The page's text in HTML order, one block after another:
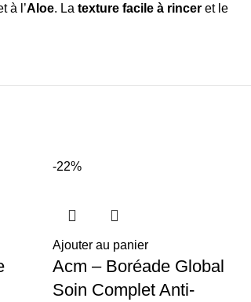
à l’Aloe. La texture facile à rincer et le
-22%
Ajouter au panier
Acm – Boréade Global
Soin Complet Anti-